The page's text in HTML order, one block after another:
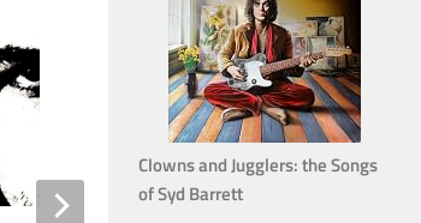
2
Clowns and Jugglers: the Songs
of Syd Barrett